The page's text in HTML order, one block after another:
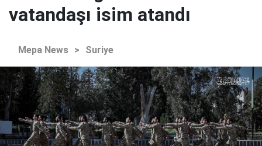
vatandaşı isim atandı
Mepa News > Suriye